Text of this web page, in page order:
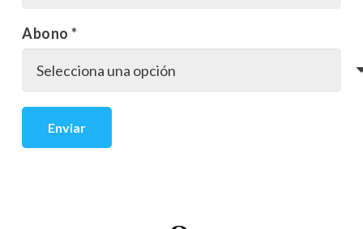
Abono *
Enviar